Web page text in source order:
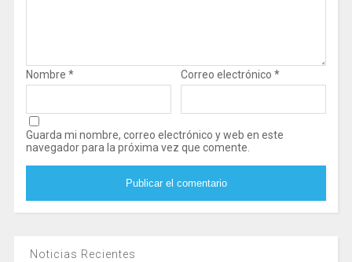
Nombre * Correo electrónico *
Guarda mi nombre, correo electrónico y web en este
navegador para la próxima vez que comente.
Noticias Recientes